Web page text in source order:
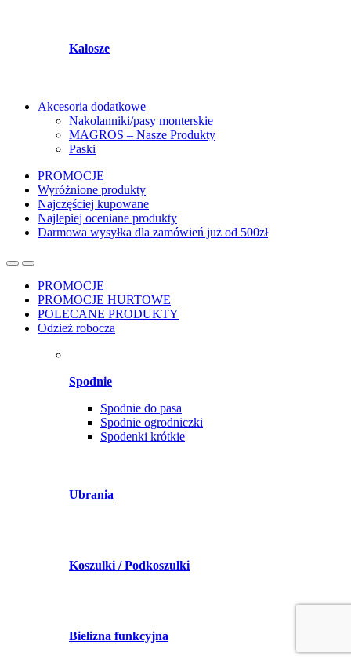
Kalosze
Akcesoria dodatkowe
Nakolanniki/pasy monterskie
MAGROS – Nasze Produkty
Paski
PROMOCJE
Wyróżnione produkty
Najczęściej kupowane
Najlepiej oceniane produkty
Darmowa wysyłka dla zamówień już od 500zł
PROMOCJE
PROMOCJE HURTOWE
POLECANE PRODUKTY
Odzież robocza
Spodnie
Spodnie do pasa
Spodnie ogrodniczki
Spodenki krótkie
Ubrania
Koszulki / Podkoszulki
Bielizna funkcyjna